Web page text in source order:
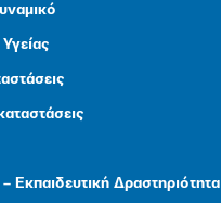
Εκπαιδευτική Δραστηριότητα